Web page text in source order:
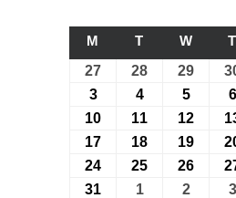
M ПОНЕДІЛОК
T ВІВТОРОК
W T
27 27.07.2026
28 28.07.2026
29
303.08.2026
404.08.2026
5 6
10 10.08.2026
11 11.08.2026
12
17 17.08.2026
18 18.08.2026
19
24 24.08.2026
25 25.08.2026
26
31 31.08.2026
101.09.2026
2 3